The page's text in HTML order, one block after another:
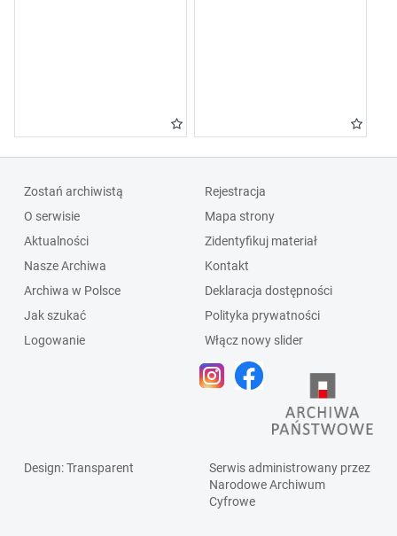
Zostań archiwistą
O serwisie
Aktualności
Nasze Archiwa
Archiwa w Polsce
Jak szukać
Logowanie
Rejestracja
Mapa strony
Zidentyfikuj materiał
Kontakt
Deklaracja dostępności
Polityka prywatności
Włącz nowy slider
Design: Transparent
Serwis administrowany przez
Narodowe Archiwum
Cyfrowe